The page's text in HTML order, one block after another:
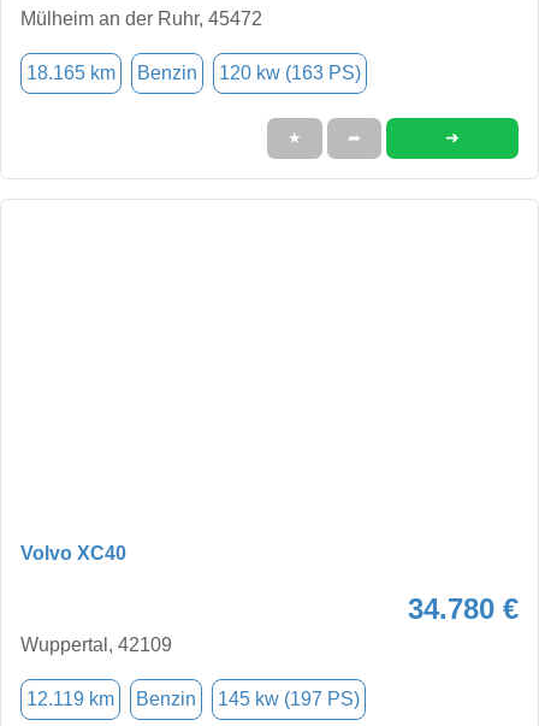
Mülheim an der Ruhr, 45472
18.165 km Benzin 120 kw (163 PS)
★ ➦ ➜
Volvo XC40
34.780 €
Wuppertal, 42109
12.119 km Benzin 145 kw (197 PS)